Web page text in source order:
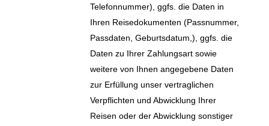
Telefonnummer), ggfs. die Daten in
Ihren Reisedokumenten (Passnummer,
Passdaten, Geburtsdatum,), ggfs. die
Daten zu Ihrer Zahlungsart sowie
weitere von Ihnen angegebene Daten
zur Erfüllung unser vertraglichen
Verpflichten und Abwicklung Ihrer
Reisen oder der Abwicklung sonstiger